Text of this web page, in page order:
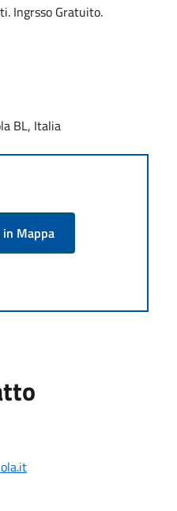
Ingrsso Gratuito.
BL, Italia
Mappa